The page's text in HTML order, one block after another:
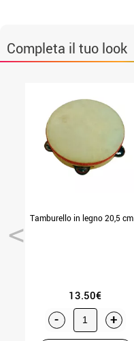
Completa il tuo look
Tamburello in legno 20,5 cm
13.50€
- +